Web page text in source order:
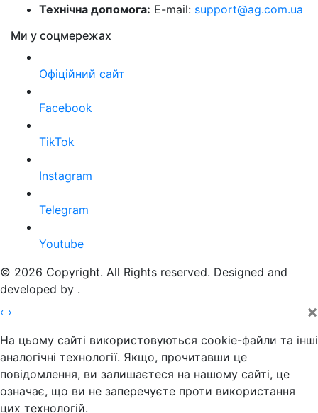
Технічна допомога: E-mail: support@ag.com.ua
Ми у соцмережах
Офіційний сайт
Facebook
TikTok
Instagram
Telegram
Youtube
© 2026 Copyright. All Rights reserved. Designed and
developed by .
‹ › ×
На цьому сайті використовуються cookie-файли та інші
аналогічні технології. Якщо, прочитавши це
повідомлення, ви залишаєтеся на нашому сайті, це
означає, що ви не заперечуєте проти використання
цих технологій.